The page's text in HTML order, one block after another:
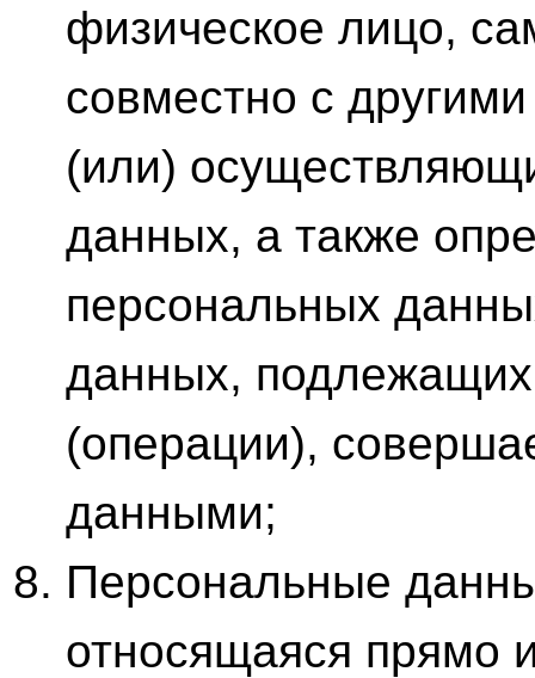
физическое лицо,
совместно с
(или)
данных, а также
персональных
данных, подлежащих
(операции),
данными;
Персональные
относящаяся прямо